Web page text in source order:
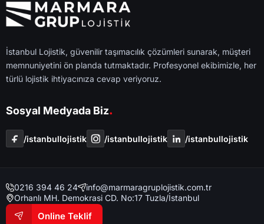
İstanbul Lojistik, güvenilir taşımacılık çözümleri sunarak, müşteri
memnuniyetini ön planda tutmaktadır. Profesyonel ekibimizle, her
türlü lojistik ihtiyacınıza cevap veriyoruz.
Sosyal Medyada Biz.
/i̇stanbullojistik /i̇stanbullojistik /i̇stanbullojistik
0216 394 46 24
info@marmaragruplojistik.com.tr
Orhanlı MH. Demokrasi CD. No:17 Tuzla/İstanbul
Online Teklif